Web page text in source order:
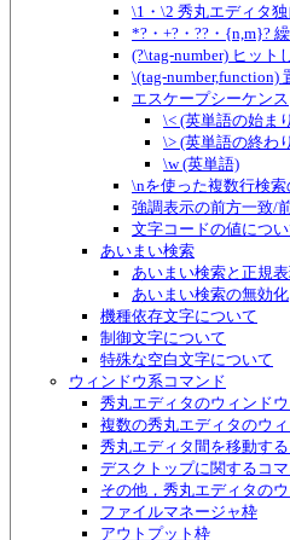
\1・\2 秀丸エディタ独
*?・+?・??・{n,m}?
(?\tag-number) ヒット
\(tag-number,function)
エスケープシーケンス
\< (英単語の始ま
\> (英単語の終わ
\w (英単語)
\nを使った複数行検
強調表示の前方一致/
文字コードの値につ
あいまい検索
あいまい検索と正規
あいまい検索の無効化
機種依存文字について
制御文字について
特殊な空白文字について
ウィンドウ系コマンド
秀丸エディタのウィンド
複数の秀丸エディタのウ
秀丸エディタ間を移動す
デスクトップに関するコ
その他，秀丸エディタの
ファイルマネージャ枠
アウトプット枠